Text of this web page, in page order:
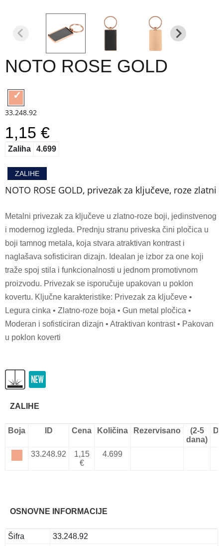
NOTO ROSE GOLD
33.248.92
1,15 €
Zaliha 4.699
ZALIHE
NOTO ROSE GOLD, privezak za ključeve, roze zlatni
Metalni privezak za ključeve u zlatno-roze boji, jedinstvenog
i modernog izgleda. Prednju stranu priveska čini pločica u
boji tamnog metala, koja stvara atraktivan kontrast i
naglašava sofisticiran dizajn. Idealan je izbor za one koji
traže spoj stila i funkcionalnosti u jednom promotivnom
proizvodu. Privezak se isporučuje upakovan u poklon
kovertu. Ključne karakteristike: Privezak za ključeve •
Legura cinka • Zlatno-roze boja • Gun metal pločica •
Moderan i sofisticiran dizajn • Atraktivan kontrast • Pakovan
u poklon koverti
ZALIHE
Boja ID Cena Količina Rezervisano
(2-5
dana)
33.248.92
1,15
€
4.699
OSNOVNE INFORMACIJE
Šifra
33.248.92